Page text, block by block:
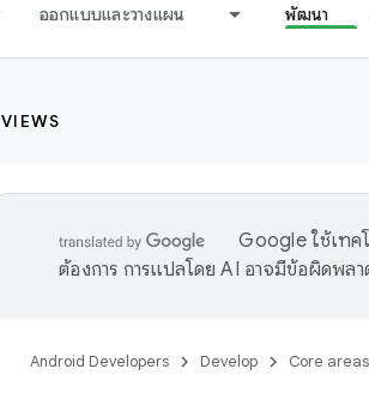
ออกแบบและวางแผน พัฒนา
VIEWS
Google ใช้เทค
ต้องการ การแปลโดย AI อาจมีข้อผิดพลา
Android Developers Develop Core areas